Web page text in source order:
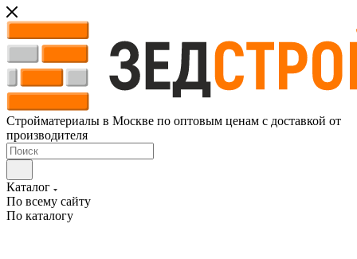
Стройматериалы в Москве по оптовым ценам с доставкой от
производителя
Каталог
По всему сайту
По каталогу